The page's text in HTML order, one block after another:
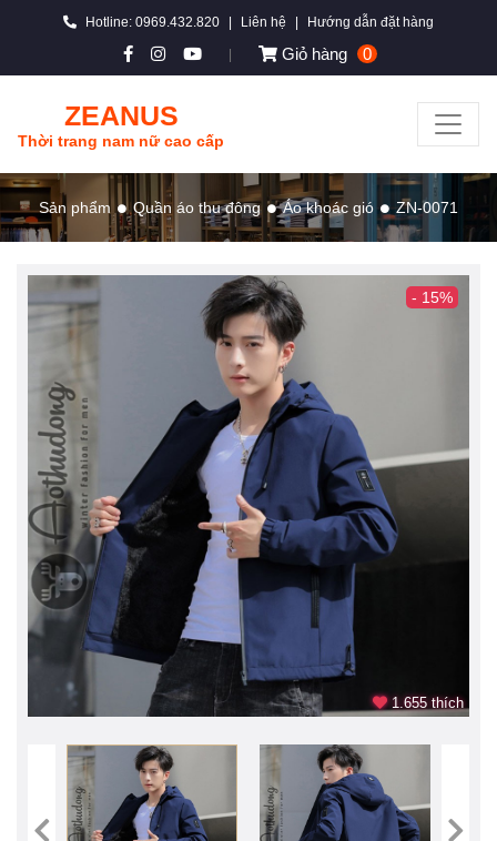
Hotline: 0969.432.820 Liên hệ Hướng dẫn đặt hàng
Giỏ hàng 0
ZEANUS
Thời trang nam nữ cao cấp
Sản phẩm Quần áo thu đông Áo khoác gió ZN-0071
- 15%
1.655 thích